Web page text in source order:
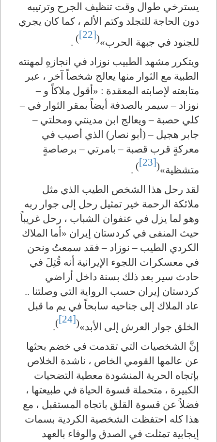
يسترخي طوال وقت تنظيف الجرح وترتيبه
دون الحاجة للتجلد وكتم الألم ، كما كان يجري
للجنود في جبهة الحرب»(
[22]
)
.
ويتكرر مشهد الطبيب نوزاد في انجازهِ لمهنته
الطبية مع الثوار منها يعالج شخصاً آخر ، عبر
متابعته لإصابته المعقدة : «أقول ملاكاً و –
نوزاد – سيمر بالصدفة أيضاً بمقر الثوار في –
كلي حصبة – ويعالج ابن مدينتي ومحلتي –
جابر هجيل – (أبو نصار) الذي أصيب في
معركةٍ قرب قصبة – بامرتي – برصاصةٍ
متشظية»(
[23]
)
.
لقد رحل هذا الشخص الطيب الذي مثل
ملائكة الرحمة خير تمثيل رحل إلى جوار ربه
وهو لما يزل في عنفوان الشباب ، رحل غريباً
حيث المنفى في كردستان إيران «أما الملاك
الكردي الطيب – نوزاد – فقد سمعتُ ونحن
في معسكرات اللجوء الإيرانية أنه قُتِلَ في
حادث سير بعد ذلك بسنة داخل أراضي
كردستان إيران حسب الرواية التي وصلتنا ..
عاد الملاك إلى جناحيه سابحاً في يم ما قبل
الخلق جوار العرش إلى الأبد»(
[24]
)
.
إنَّ الشخصيات التي تقدمت في خضم بحثها
عن عالمها القومي الخاص ، ناشدة الخلاص
بإتجاه الحرية المنشودة معطية التضحيات
الكبيرة ، متحملة قسوة الحياة في طبيعتها ،
فضلاً عن قسوة القلق باتجاه المستقبل ، مع
هذا كله احتفظت الشخصية الكردية بسمات
إيجابية تمثلت في الصدق والوفاء بالعهد